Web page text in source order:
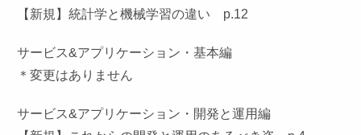
【新規】統計学と機械学習の違い p.12
サービス&アプリケーション・基本編
＊変更はありません
サービス&アプリケーション・開発と運用編